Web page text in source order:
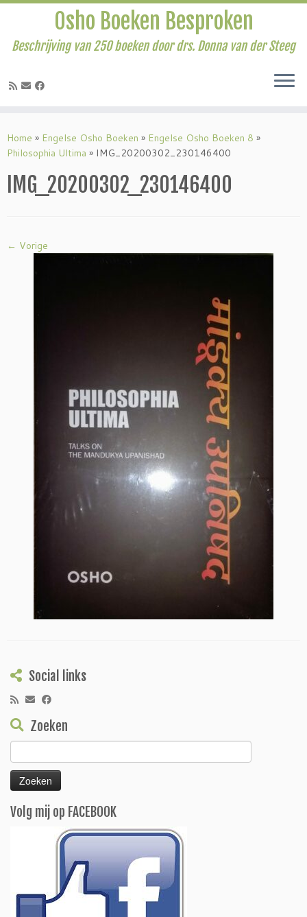
naar
inhoud
Osho Boeken Besproken
Beschrijving van 250 boeken door drs. Donna van der Steeg
Home » Engelse Osho Boeken » Engelse Osho Boeken 8 »
Philosophia Ultima » IMG_20200302_230146400
IMG_20200302_230146400
← Vorige
Social links
Zoeken
naar:
Volg mij op FACEBOOK